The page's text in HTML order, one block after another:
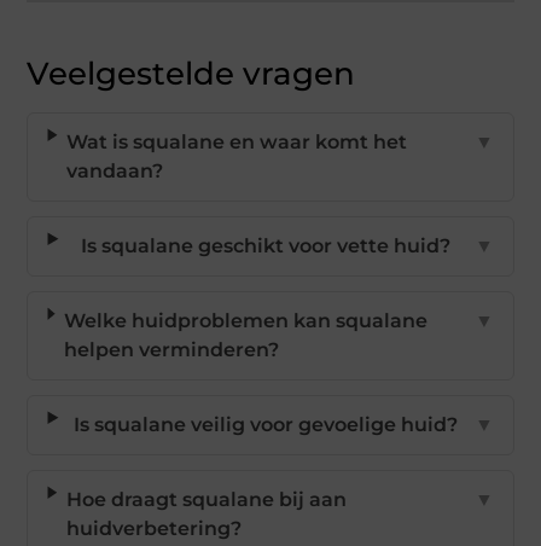
Veelgestelde vragen
Wat is squalane en waar komt het
vandaan?
▼
Is squalane geschikt voor vette huid? ▼
Welke huidproblemen kan squalane
helpen verminderen?
▼
Is squalane veilig voor gevoelige huid? ▼
Hoe draagt squalane bij aan
huidverbetering?
▼